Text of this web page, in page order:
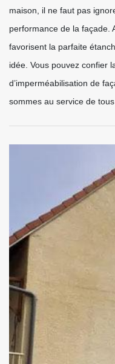
maison, il ne faut pas
performance de la façade.
favorisent la parfaite
idée. Vous pouvez confier
d’imperméabilisation de
sommes au service de